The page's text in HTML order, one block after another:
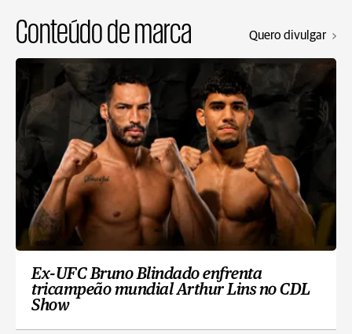
Conteúdo de marca Quero divulgar
Ex-UFC Bruno Blindado enfrenta
tricampeão mundial Arthur Lins no CDL
Show